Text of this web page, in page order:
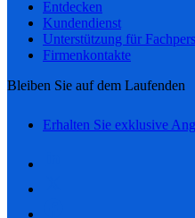
Entdecken
Kundendienst
Unterstützung für
Firmenkontakte
Bleiben Sie auf dem Laufenden
Erhalten Sie exklusive